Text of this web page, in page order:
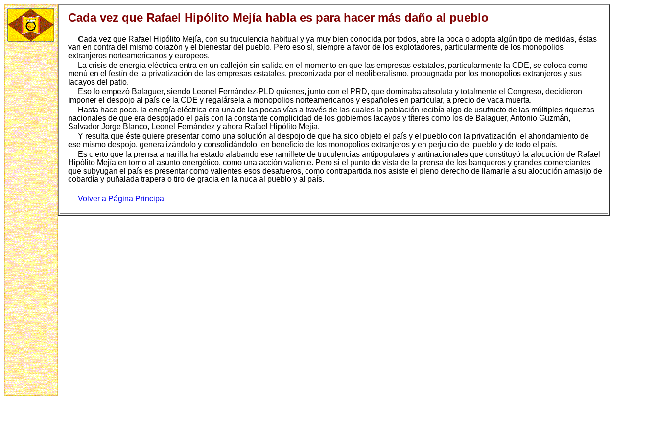
Cada vez que Rafael Hipólito Mejía habla es para hacer más daño al pueblo
Cada vez que Rafael Hipólito Mejía, con su truculencia habitual y ya muy bien conocida por todos, abre la boca o adopta algún tipo de medidas, éstas
van en contra del mismo corazón y el bienestar del pueblo. Pero eso sí, siempre a favor de los explotadores, particularmente de los monopolios
extranjeros norteamericanos y europeos.
La crisis de energía eléctrica entra en un callejón sin salida en el momento en que las empresas estatales, particularmente la CDE, se coloca como
menú en el festín de la privatización de las empresas estatales, preconizada por el neoliberalismo, propugnada por los monopolios extranjeros y sus
lacayos del patio.
Eso lo empezó Balaguer, siendo Leonel Fernández-PLD quienes, junto con el PRD, que dominaba absoluta y totalmente el Congreso, decidieron
imponer el despojo al país de la CDE y regalársela a monopolios norteamericanos y españoles en particular, a precio de vaca muerta.
Hasta hace poco, la energía eléctrica era una de las pocas vías a través de las cuales la población recibía algo de usufructo de las múltiples riquezas
nacionales de que era despojado el país con la constante complicidad de los gobiernos lacayos y títeres como los de Balaguer, Antonio Guzmán,
Salvador Jorge Blanco, Leonel Fernández y ahora Rafael Hipólito Mejía.
Y resulta que éste quiere presentar como una solución al despojo de que ha sido objeto el país y el pueblo con la privatización, el ahondamiento de
ese mismo despojo, generalizándolo y consolidándolo, en beneficio de los monopolios extranjeros y en perjuicio del pueblo y de todo el país.
Es cierto que la prensa amarilla ha estado alabando ese ramillete de truculencias antipopulares y antinacionales que constituyó la alocución de Rafael
Hipólito Mejía en torno al asunto energético, como una acción valiente. Pero si el punto de vista de la prensa de los banqueros y grandes comerciantes
que subyugan el país es presentar como valientes esos desafueros, como contrapartida nos asiste el pleno derecho de llamarle a su alocución amasijo de
cobardía y puñalada trapera o tiro de gracia en la nuca al pueblo y al país.
Volver a Página Principal